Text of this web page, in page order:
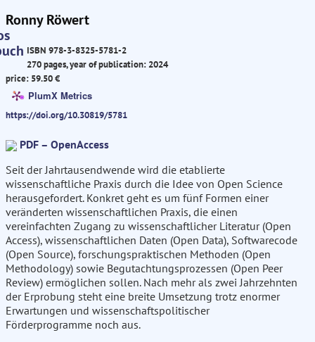
Ronny Röwert
ISBN 978-3-8325-5781-2
270 pages, year of publication: 2024
price: 59.50 €
PlumX Metrics
https://doi.org/10.30819/5781
PDF – OpenAccess
Seit der Jahrtausendwende wird die etablierte
wissenschaftliche Praxis durch die Idee von Open Science
herausgefordert. Konkret geht es um fünf Formen einer
veränderten wissenschaftlichen Praxis, die einen
vereinfachten Zugang zu wissenschaftlicher Literatur (Open
Access), wissenschaftlichen Daten (Open Data), Softwarecode
(Open Source), forschungspraktischen Methoden (Open
Methodology) sowie Begutachtungsprozessen (Open Peer
Review) ermöglichen sollen. Nach mehr als zwei Jahrzehnten
der Erprobung steht eine breite Umsetzung trotz enormer
Erwartungen und wissenschaftspolitischer
Förderprogramme noch aus.